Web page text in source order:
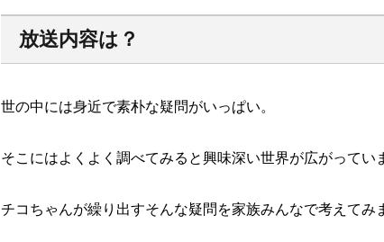
放送内容は？
世の中には身近で素朴な疑問がいっぱい。
そこにはよくよく調べてみると興味深い世界が広がってい
チコちゃんが繰り出すそんな疑問を家族みんなで考えてみ